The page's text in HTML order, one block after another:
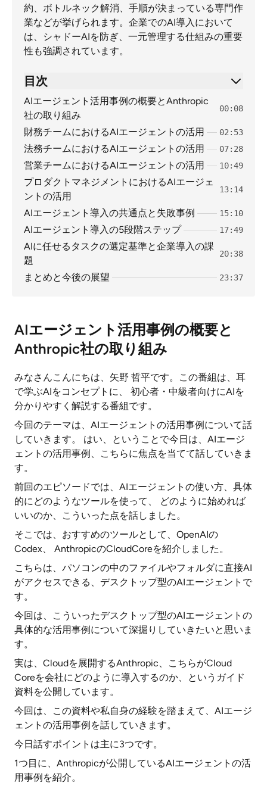
約、ボトルネック解消、手順が決まっている専門作
業などが挙げられます。企業でのAI導入において
は、シャドーAIを防ぎ、一元管理する仕組みの重要
性も強調されています。
目次
AIエージェント活用事例の概要とAnthropic
社の取り組み
00:08
財務チームにおけるAIエージェントの活用 02:53
法務チームにおけるAIエージェントの活用 07:28
営業チームにおけるAIエージェントの活用 10:49
プロダクトマネジメントにおけるAIエージェ
ントの活用
13:14
AIエージェント導入の共通点と失敗事例 15:10
AIエージェント導入の5段階ステップ 17:49
AIに任せるタスクの選定基準と企業導入の課
題
20:38
まとめと今後の展望 23:37
AIエージェント活用事例の概要と
Anthropic社の取り組み
みなさんこんにちは、矢野 哲平です。この番組は、耳
で学ぶAIをコンセプトに、 初心者・中級者向けにAIを
分かりやすく解説する番組です。
今回のテーマは、AIエージェントの活用事例について話
していきます。 はい、ということで今日は、AIエージ
ェントの活用事例、こちらに焦点を当てて話していきま
す。
前回のエピソードでは、AIエージェントの使い方、具体
的にどのようなツールを使って、 どのように始めれば
いいのか、こういった点を話しました。
そこでは、おすすめのツールとして、OpenAIの
Codex、 AnthropicのCloudCoreを紹介しました。
こちらは、パソコンの中のファイルやフォルダに直接AI
がアクセスできる、デスクトップ型のAIエージェントで
す。
今回は、こういったデスクトップ型のAIエージェントの
具体的な活用事例について深掘りしていきたいと思いま
す。
実は、Cloudを展開するAnthropic、こちらがCloud
Coreを会社にどのように導入するのか、というガイド
資料を公開しています。
今回は、この資料や私自身の経験を踏まえて、AIエージ
ェントの活用事例を話していきます。
今日話すポイントは主に3つです。
1つ目に、Anthropicが公開しているAIエージェントの活
用事例を紹介。